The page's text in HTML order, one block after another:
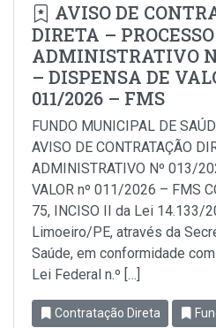
AVISO DE
DIRETA – PROCESSO
ADMINISTRATIVO
– DISPENSA DE
011/2026 – FMS
FUNDO MUNICIPAL DE
AVISO DE CONTRATAÇÃO
ADMINISTRATIVO Nº 013/
VALOR nº 011/2026 – FMS
75, INCISO II da Lei 14.133/
Limoeiro/PE, através da
Saúde, em conformidade
Lei Federal n.º […]
Contratação Direta